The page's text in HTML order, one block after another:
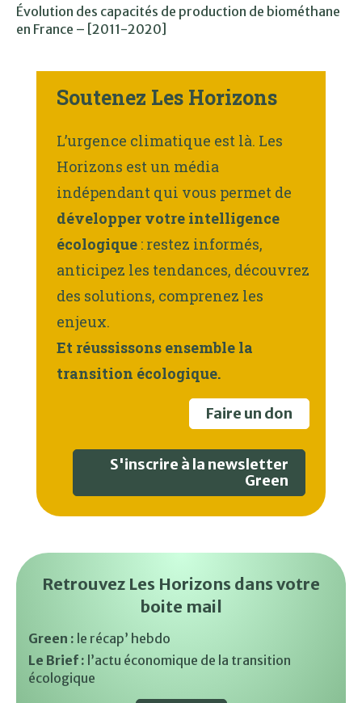
Évolution des capacités de production de biométhane
en France – [2011-2020]
Soutenez Les Horizons
L’urgence climatique est là. Les
Horizons est un média
indépendant qui vous permet de
développer votre intelligence
écologique : restez informés,
anticipez les tendances, découvrez
des solutions, comprenez les
enjeux.
Et réussissons ensemble la
transition écologique.
Faire un don
S'inscrire à la newsletter
Green
Retrouvez Les Horizons dans votre
boite mail
Green : le récap’ hebdo
Le Brief : l’actu économique de la transition
écologique